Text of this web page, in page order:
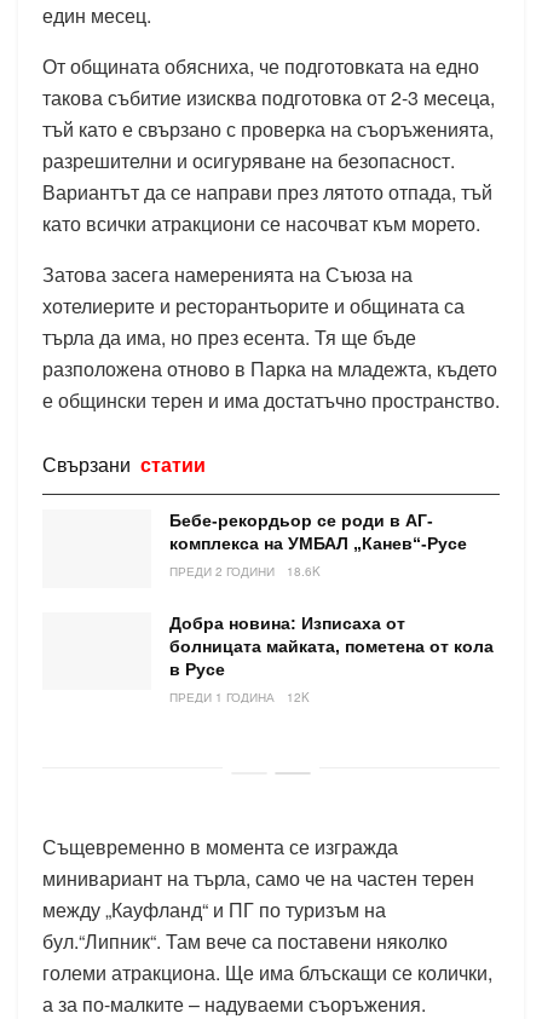
един месец.
От общината обясниха, че подготовката на едно
такова събитие изисква подготовка от 2-3 месеца,
тъй като е свързано с проверка на съоръженията,
разрешителни и осигуряване на безопасност.
Вариантът да се направи през лятото отпада, тъй
като всички атракциони се насочват към морето.
Затова засега намеренията на Съюза на
хотелиерите и ресторантьорите и общината са
търла да има, но през есента. Тя ще бъде
разположена отново в Парка на младежта, където
е общински терен и има достатъчно пространство.
Свързани статии
Бебе-рекордьор се роди в АГ-
комплекса на УМБАЛ „Канев“-Русе
ПРЕДИ 2 ГОДИНИ 18.6K
Добра новина: Изписаха от
болницата майката, пометена от кола
в Русе
ПРЕДИ 1 ГОДИНА 12K
Същевременно в момента се изгражда
минивариант на търла, само че на частен терен
между „Кауфланд“ и ПГ по туризъм на
бул.“Липник“. Там вече са поставени няколко
големи атракциона. Ще има блъскащи се колички,
а за по-малките – надуваеми съоръжения.